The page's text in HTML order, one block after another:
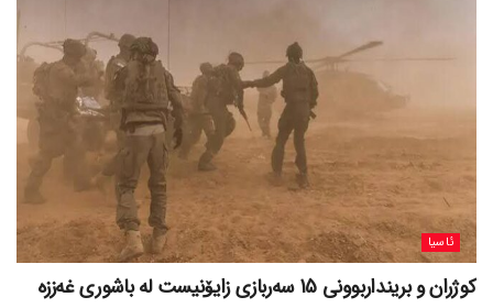
ئاسیا
کوژران و برینداربوونی 15 سەربازی زایۆنیست لە باشوری غەززە